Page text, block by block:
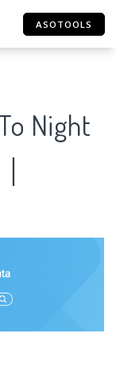
ASOTOOLS
Night